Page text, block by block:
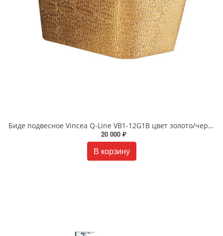
Биде подвесное Vincea Q-Line VB1-12G1B цвет золото/черный
20 000 ₽
В корзину